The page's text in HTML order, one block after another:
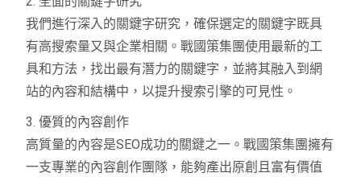
我們進行深入的關鍵字研究，確保選定的關鍵字既具
有高搜索量又與企業相關。戰國策集團使用最新的工
具和方法，找出最有潛力的關鍵字，並將其融入到網
站的內容和結構中，以提升搜索引擎的可見性。
3. 優質的內容創作
高質量的內容是SEO成功的關鍵之一。戰國策集團擁有
一支專業的內容創作團隊，能夠產出原創且富有價值